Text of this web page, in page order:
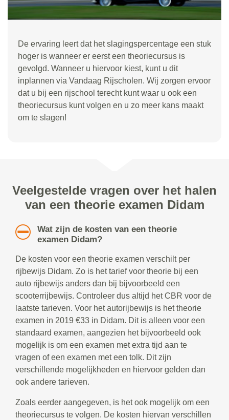
De ervaring leert dat het slagingspercentage een stuk
hoger is wanneer er eerst een theoriecursus is
gevolgd. Wanneer u hiervoor kiest, kunt u dit
inplannen via Vandaag Rijscholen. Wij zorgen ervoor
dat u bij een rijschool terecht kunt waar u ook een
theoriecursus kunt volgen en u zo meer kans maakt
om te slagen!
Veelgestelde vragen over het halen
van een theorie examen Didam
Wat zijn de kosten van een theorie
examen Didam?
De kosten voor een theorie examen verschilt per
rijbewijs Didam. Zo is het tarief voor theorie bij een
auto rijbewijs anders dan bij bijvoorbeeld een
scooterrijbewijs. Controleer dus altijd het CBR voor de
laatste tarieven. Voor het autorijbewijs is het theorie
examen in 2019 €33 in Didam. Dit is alleen voor een
standaard examen, aangezien het bijvoorbeeld ook
mogelijk is om een examen met extra tijd aan te
vragen of een examen met een tolk. Dit zijn
verschillende mogelijkheden en hiervoor gelden dan
ook andere tarieven.
Zoals eerder aangegeven, is het ook mogelijk om een
theoriecursus te volgen. De kosten hiervan verschillen